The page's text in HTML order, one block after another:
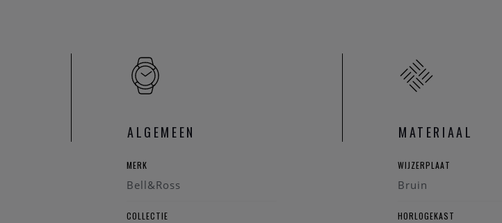
ALGEMEEN
MERK
Bell&Ross
COLLECTIE
MATERIAAL
WIJZERPLAAT
Bruin
HORLOGEKAST